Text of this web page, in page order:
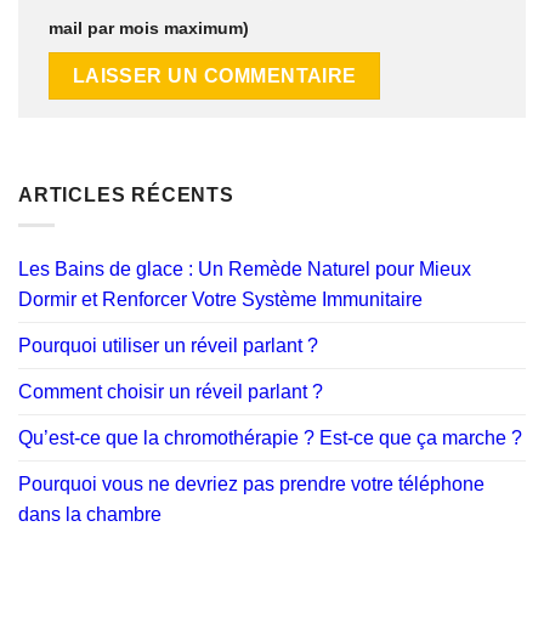
mail par mois maximum)
ARTICLES RÉCENTS
Les Bains de glace : Un Remède Naturel pour Mieux
Dormir et Renforcer Votre Système Immunitaire
Pourquoi utiliser un réveil parlant ?
Comment choisir un réveil parlant ?
Qu’est-ce que la chromothérapie ? Est-ce que ça marche ?
Pourquoi vous ne devriez pas prendre votre téléphone
dans la chambre